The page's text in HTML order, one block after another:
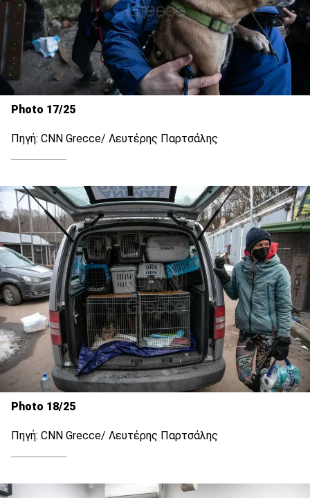
Photo 17/25
Πηγή: CNN Grecce/ Λευτέρης Παρτσάλης
Photo 18/25
Πηγή: CNN Grecce/ Λευτέρης Παρτσάλης